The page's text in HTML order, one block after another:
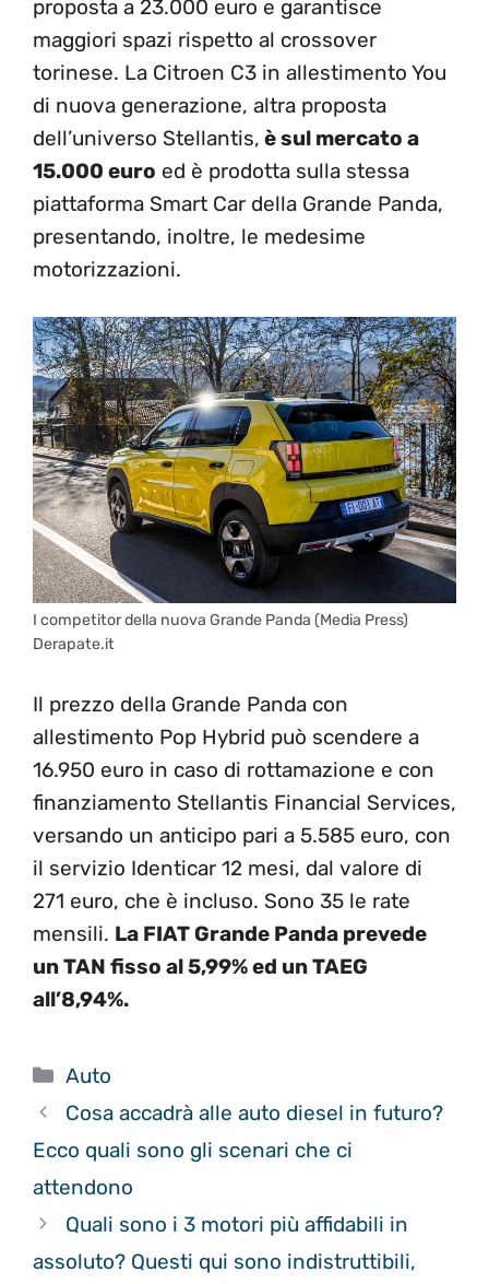
proposta a 23.000 euro e garantisce
maggiori spazi rispetto al crossover
torinese. La Citroen C3 in allestimento You
di nuova generazione, altra proposta
dell’universo Stellantis, è sul mercato a
15.000 euro ed è prodotta sulla stessa
piattaforma Smart Car della Grande Panda,
presentando, inoltre, le medesime
motorizzazioni.
I competitor della nuova Grande Panda (Media Press)
Derapate.it
Il prezzo della Grande Panda con
allestimento Pop Hybrid può scendere a
16.950 euro in caso di rottamazione e con
finanziamento Stellantis Financial Services,
versando un anticipo pari a 5.585 euro, con
il servizio Identicar 12 mesi, dal valore di
271 euro, che è incluso. Sono 35 le rate
mensili. La FIAT Grande Panda prevede
un TAN fisso al 5,99% ed un TAEG
all’8,94%.
Categorie
Auto
Cosa accadrà alle auto diesel in futuro?
Ecco quali sono gli scenari che ci
attendono
Quali sono i 3 motori più affidabili in
assoluto? Questi qui sono indistruttibili,